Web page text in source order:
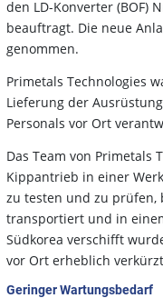
den LD-Konverter (BOF)
beauftragt. Die neue
genommen.
Primetals Technologies
Lieferung der
Personals vor Ort
Das Team von Primetals
Kippantrieb in einer
zu testen und zu prüfen,
transportiert und in
Südkorea verschifft
vor Ort erheblich
Geringer Wartungsbedarf